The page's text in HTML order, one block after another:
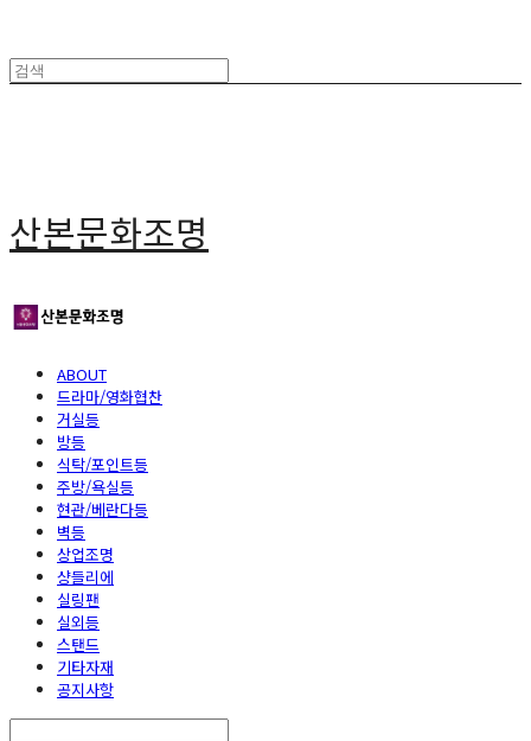
산본문화조명
ABOUT
드라마/영화협찬
거실등
방등
식탁/포인트등
주방/욕실등
현관/베란다등
벽등
상업조명
샹들리에
실링팬
실외등
스탠드
기타자재
공지사항